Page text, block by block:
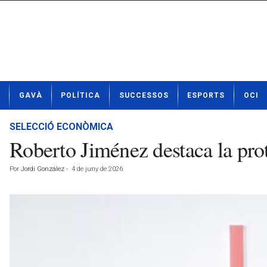
t
GAVÀ POLÍTICA SUCCESSOS ESPORTS OCI
SELECCIÓ ECONÒMICA
Roberto Jiménez destaca la
Por Jordi González - 4 de juny de 2026